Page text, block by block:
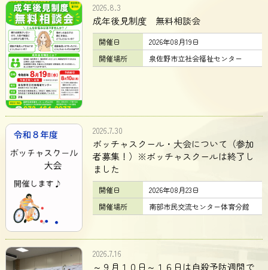
2026.8.3
成年後見制度 無料相談会
開催日
2026年08月19日
開催場所
泉佐野市立社会福祉センター
2026.7.30
ボッチャスクール・大会について（参加
者募集！）※ボッチャスクールは終了し
ました
開催日
2026年08月23日
開催場所
南部市民交流センター体育分館
2026.7.16
～９月１０日～１６日は自殺予防週間で